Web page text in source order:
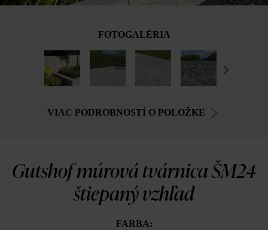
FOTOGALÉRIA
VIAC PODROBNOSTÍ O POLOŽKE
Gutshof múrová tvárnica ŠM24
štiepaný vzhľad
FARBA: